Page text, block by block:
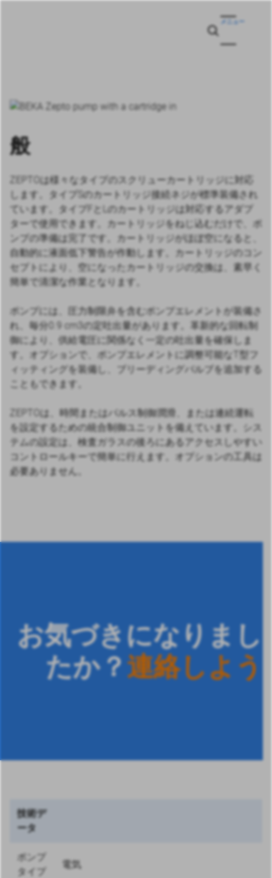
メニュー
般
ZEPTOは様々なタイプのスクリューカートリッジに対応
します。タイプSのカートリッジ接続ネジが標準装備され
ています。タイプFとLのカートリッジは対応するアダプ
ターで使用できます。カートリッジをねじ込むだけで、ポ
ンプの準備は完了です。カートリッジがほぼ空になると、
自動的に液面低下警告が作動します。カートリッジのコン
セプトにより、空になったカートリッジの交換は、素早く
簡単で清潔な作業となります。
ポンプには、圧力制限弁を含むポンプエレメントが装備さ
れ、毎分0.9 cm3の定吐出量があります。革新的な回転制
御により、供給電圧に関係なく一定の吐出量を確保しま
す。オプションで、ポンプエレメントに調整可能なT型フ
ィッティングを装備し、ブリーディングバルブを追加する
こともできます。
ZEPTOは、時間またはパルス制御潤滑、または連続運転
を設定するための統合制御ユニットを備えています。シス
テムの設定は、検査ガラスの後ろにあるアクセスしやすい
コントロールキーで簡単に行えます。オプションの工具は
必要ありません。
お気づきになりまし
たか？連絡しよ う
技術デ
ータ
ポンプ
タイプ
電気